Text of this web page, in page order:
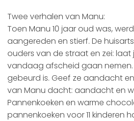
Twee verhalen van Manu:
Toen Manu 10 jaar oud was,
aangereden en stierf. De
ouders van de straat en zei: laat
vandaag afscheid gaan nemen.
gebeurd is. Geef ze aandacht
van Manu dacht: aandacht en
Pannenkoeken en warme
pannenkoeken voor 11 kinderen